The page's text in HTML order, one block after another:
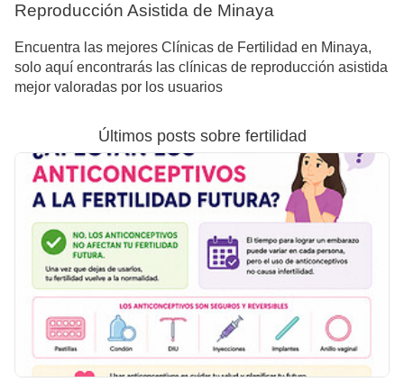
Reproducción Asistida de Minaya
Encuentra las mejores Clínicas de Fertilidad en Minaya,
solo aquí encontrarás las clínicas de reproducción asistida
mejor valoradas por los usuarios
Últimos posts sobre fertilidad